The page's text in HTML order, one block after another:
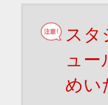
スタ
ュー
めい